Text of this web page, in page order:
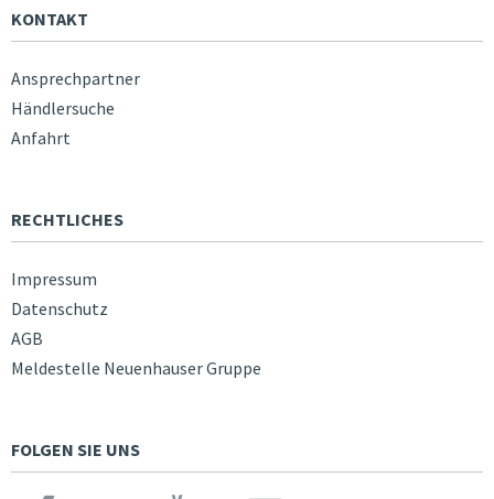
KONTAKT
Ansprechpartner
Händlersuche
Anfahrt
RECHTLICHES
Impressum
Datenschutz
AGB
Meldestelle Neuenhauser Gruppe
FOLGEN SIE UNS